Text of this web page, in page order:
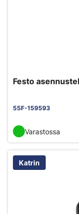
Festo
55F-159593
Varastossa
Katrin